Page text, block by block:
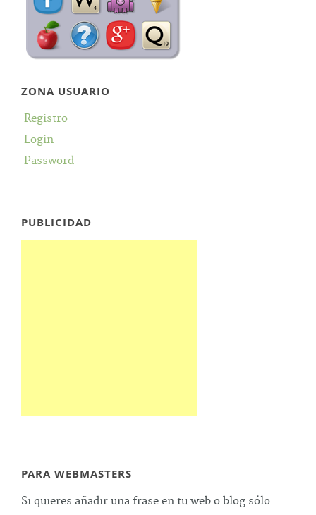
ZONA USUARIO
Registro
Login
Password
PUBLICIDAD
PARA WEBMASTERS
Si quieres añadir una frase en tu web o blog sólo